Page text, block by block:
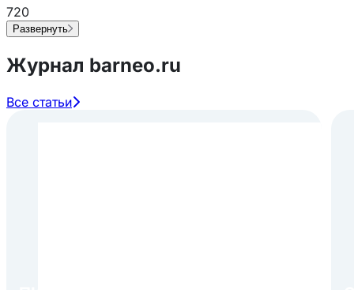
720
Развернуть
Журнал barneo.ru
Все статьи